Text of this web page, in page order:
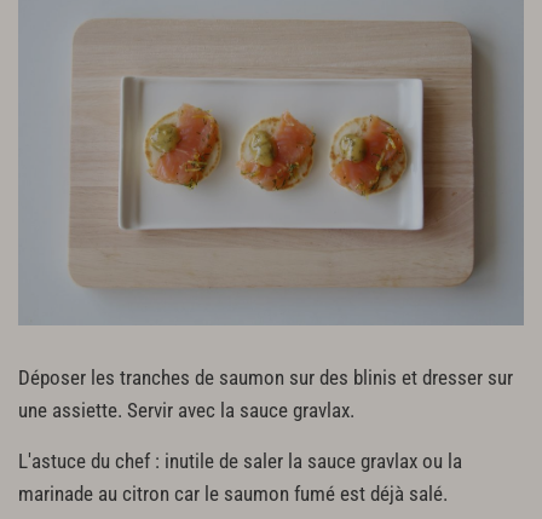
Déposer les tranches de saumon sur des blinis et dresser sur
une assiette. Servir avec la sauce gravlax.
L'astuce du chef : inutile de saler la sauce gravlax ou la
marinade au citron car le saumon fumé est déjà salé.